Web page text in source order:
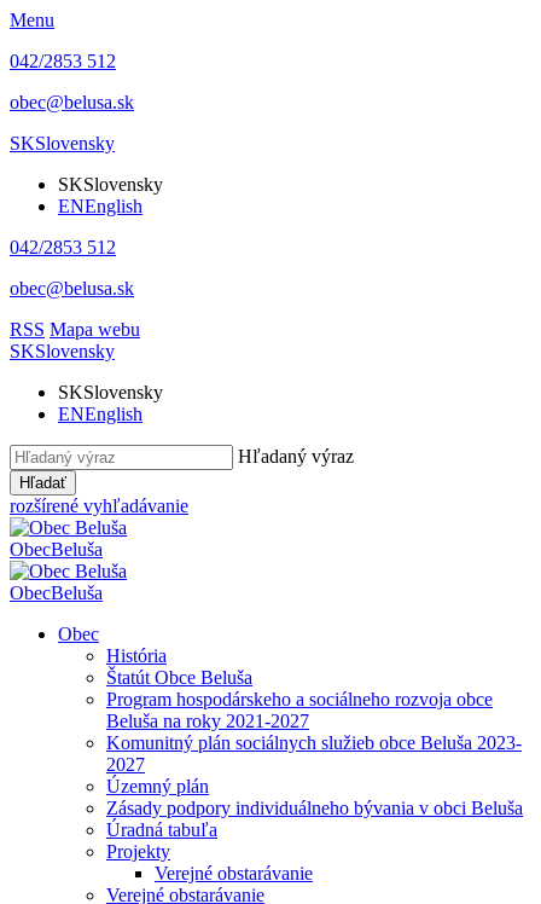
Menu
042/2853 512
obec@belusa.sk
SKSlovensky
SKSlovensky
ENEnglish
042/2853 512
obec@belusa.sk
RSS Mapa webu
SKSlovensky
SKSlovensky
ENEnglish
Hľadaný výraz
Hľadať
rozšírené vyhľadávanie
ObecBeluša
ObecBeluša
Obec
História
Štatút Obce Beluša
Program hospodárskeho a sociálneho rozvoja obce
Beluša na roky 2021-2027
Komunitný plán sociálnych služieb obce Beluša 2023-
2027
Územný plán
Zásady podpory individuálneho bývania v obci Beluša
Úradná tabuľa
Projekty
Verejné obstarávanie
Verejné obstarávanie